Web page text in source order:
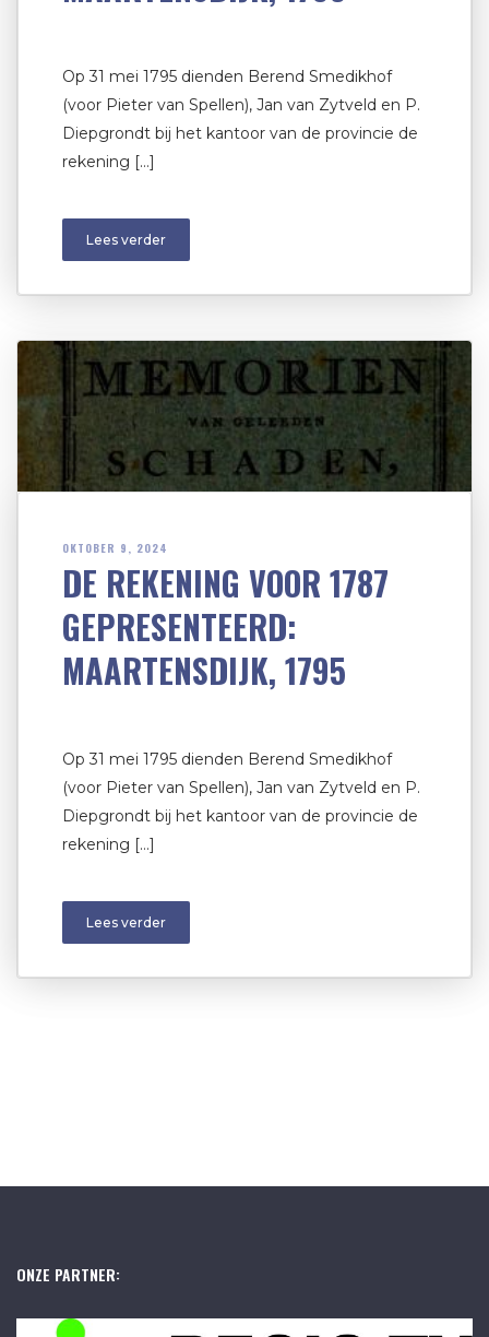
Op 31 mei 1795 dienden Berend Smedikhof
(voor Pieter van Spellen), Jan van Zytveld en P.
Diepgrondt bij het kantoor van de provincie de
rekening […]
Lees verder
OKTOBER 9, 2024
DE REKENING VOOR 1787
GEPRESENTEERD:
MAARTENSDIJK, 1795
Op 31 mei 1795 dienden Berend Smedikhof
(voor Pieter van Spellen), Jan van Zytveld en P.
Diepgrondt bij het kantoor van de provincie de
rekening […]
Lees verder
ONZE PARTNER: